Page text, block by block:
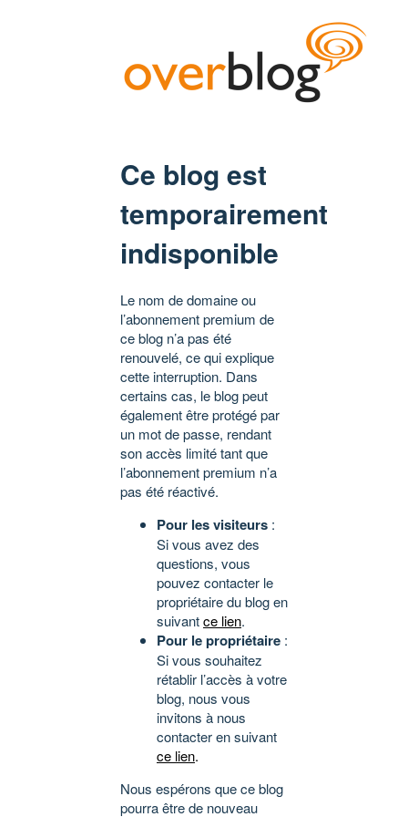
Ce blog est
temporairement
indisponible
Le nom de domaine ou
l’abonnement premium de
ce blog n’a pas été
renouvelé, ce qui explique
cette interruption. Dans
certains cas, le blog peut
également être protégé par
un mot de passe, rendant
son accès limité tant que
l’abonnement premium n’a
pas été réactivé.
Pour les visiteurs :
Si vous avez des
questions, vous
pouvez contacter le
propriétaire du blog en
suivantce lien.
Pour le propriétaire :
Si vous souhaitez
rétablir l’accès à votre
blog, nous vous
invitons à nous
contacter en suivant
ce lien.
Nous espérons que ce blog
pourra être de nouveau